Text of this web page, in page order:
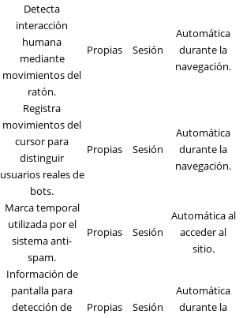
Detecta
interacción
humana
mediante
movimientos del
ratón.
Propias Sesión
Automática
durante la
navegación.
Registra
movimientos del
cursor para
distinguir
usuarios reales de
bots.
Propias Sesión
Automática
durante la
navegación.
Marca temporal
utilizada por el
sistema anti-
spam.
Propias Sesión
Automática al
acceder al
sitio.
Información de
pantalla para
detección de
Propias Sesión
Automática
durante la